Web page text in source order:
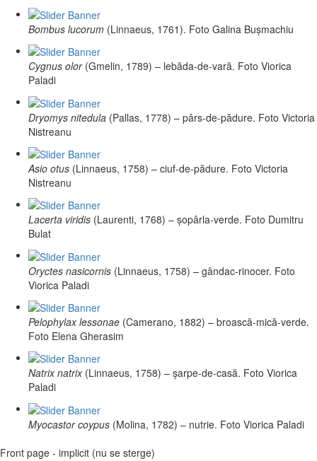
Bombus lucorum (Linnaeus, 1761). Foto Galina Bușmachiu
Cygnus olor (Gmelin, 1789) – lebăda-de-vară. Foto Viorica
Paladi
Dryomys nitedula (Pallas, 1778) – pârs-de-pădure. Foto Victoria
Nistreanu
Asio otus (Linnaeus, 1758) – ciuf-de-pădure. Foto Victoria
Nistreanu
Lacerta viridis (Laurenti, 1768) – șopârla-verde. Foto Dumitru
Bulat
Oryctes nasicornis (Linnaeus, 1758) – gândac-rinocer. Foto
Viorica Paladi
Pelophylax lessonae (Camerano, 1882) – broască-mică-verde.
Foto Elena Gherasim
Natrix natrix (Linnaeus, 1758) – șarpe-de-casă. Foto Viorica
Paladi
Myocastor coypus (Molina, 1782) – nutrie. Foto Viorica Paladi
Front page - implicit (nu se sterge)